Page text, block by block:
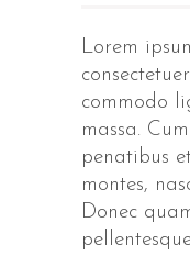
Lorem
commodo
massa.
penatibus
montes,
Donec